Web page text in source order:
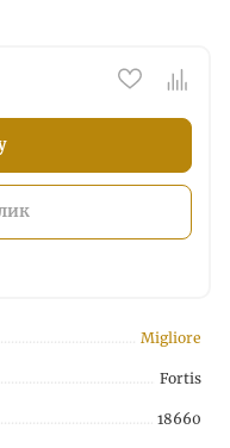
Migliore
Fortis
18660